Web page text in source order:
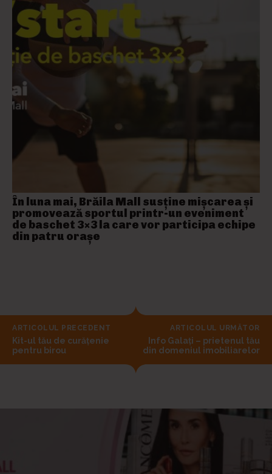
În luna mai, Brăila Mall susține mişcarea și
promovează sportul printr-un eveniment
de baschet 3×3 la care vor participa echipe
din patru orașe
ARTICOLUL PRECEDENT
Kit-ul tău de curățenie
pentru birou
ARTICOLUL URMĂTOR
Info Galați – prietenul tău
din domeniul imobiliarelor